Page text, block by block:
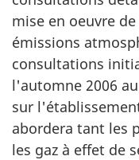
mise en oeuvre
émissions
consultations
l'automne 2006
sur
abordera tant les
les gaz à effet de